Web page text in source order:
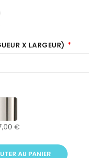
X LARGEUR)
€
AU PANIER